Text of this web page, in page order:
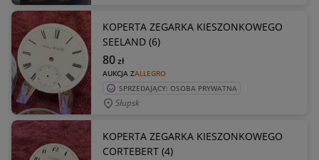
KOPERTA ZEGARKA KIESZONKOWEGO
SEELAND (6)
AUKCJA ZALLEGRO
80zł
SPRZEDAJĄCY: OSOBA PRYWATNA
Słupsk
KOPERTA ZEGARKA KIESZONKOWEGO
CORTEBERT (4)